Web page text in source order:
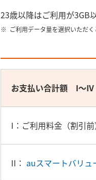
23歳以降はご利用が3GB
ご利用データ量を選択いただ
お支払い合計額 I～IV
I：ご利用料金（割引前
II： auスマートバリュ